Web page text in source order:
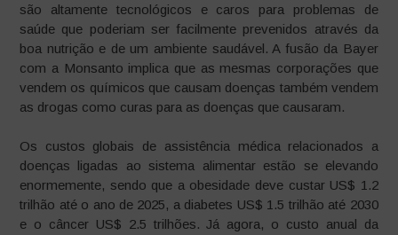
são altamente tecnológicos e caros para problemas de
saúde que poderiam ser facilmente prevenidos através da
boa nutrição e de um ambiente saudável. A fusão da Bayer
com a Monsanto implica que as mesmas corporações que
vendem os químicos que causam doenças também vendem
as drogas como curas para as doenças que causaram.
Os custos globais de assistência médica relacionados a
doenças ligadas ao sistema alimentar estão se elevando
enormemente, sendo que a obesidade deve custar US$ 1.2
trilhão até o ano de 2025, a diabetes US$ 1.5 trilhão até 2030
e o câncer US$ 2.5 trilhões. Já agora, o custo anual da